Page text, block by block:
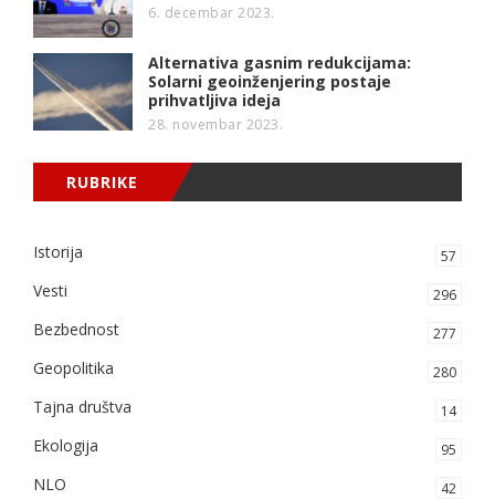
6. decembar 2023.
Alternativa gasnim redukcijama:
Solarni geoinženjering postaje
prihvatljiva ideja
28. novembar 2023.
RUBRIKE
Istorija 57
Vesti 296
Bezbednost 277
Geopolitika 280
Tajna društva 14
Ekologija 95
NLO 42